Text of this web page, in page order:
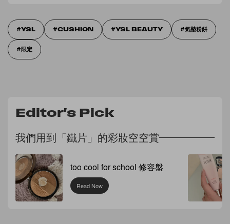
YSL CUSHION YSL BEAUTY 氣墊粉餅
限定
Editor's Pick
我們用到「鐵片」的彩妝空空賞
too cool for school 修容盤
Read Now